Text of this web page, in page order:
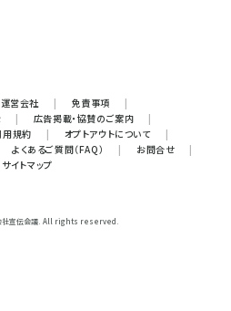
運営会社 | 免責事項
|
| 広告掲載・協賛のご案内
|
用規約 | オプトアウトについて
|
よくあるご質問（FAQ） | お問合せ
|
サイトマップ
社宣伝会議. All rights reserved.